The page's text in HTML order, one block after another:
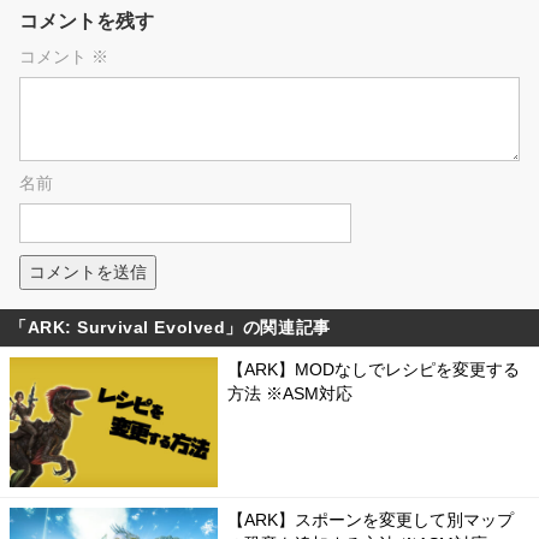
コメントを残す
コメント ※
名前
「ARK: Survival Evolved」の関連記事
【ARK】MODなしでレシピを変更する
方法 ※ASM対応
【ARK】スポーンを変更して別マップ